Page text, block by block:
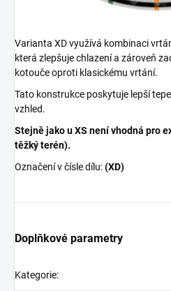
Varianta XD využívá kombinaci
která zlepšuje chlazení a zároveň
kotouče oproti klasickému vrtání.
Tato konstrukce poskytuje lepší
vzhled.
Stejně jako u XS není vhodná pro
těžký terén).
Označení v čísle dílu:(XD)
Doplňkové parametry
Kategorie: